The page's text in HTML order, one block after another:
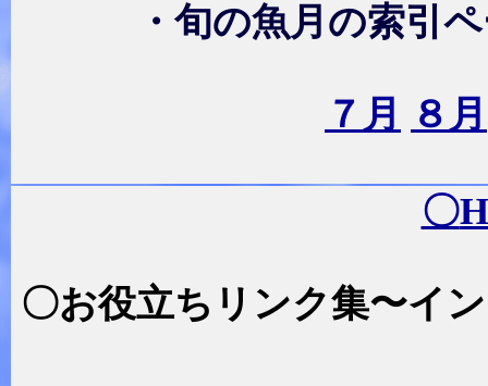
・旬の魚月の索引
７月 ８月
〇
〇お役立ちリンク集〜イ